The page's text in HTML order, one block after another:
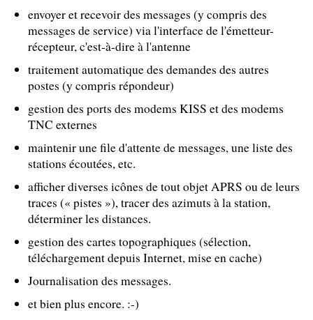
envoyer et recevoir des messages (y compris des
messages de service) via l'interface de l'émetteur-
récepteur, c'est-à-dire à l'antenne
traitement automatique des demandes des autres
postes (y compris répondeur)
gestion des ports des modems KISS et des modems
TNC externes
maintenir une file d'attente de messages, une liste des
stations écoutées, etc.
afficher diverses icônes de tout objet APRS ou de leurs
traces (« pistes »), tracer des azimuts à la station,
déterminer les distances.
gestion des cartes topographiques (sélection,
téléchargement depuis Internet, mise en cache)
Journalisation des messages.
et bien plus encore. :-)